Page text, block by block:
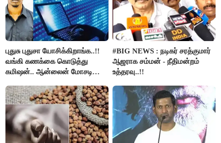
புதுசு புதுசா யோசிக்கிறாங்க..!!
வங்கி கணக்கை கொடுத்து
கமிஷன்.. ஆன்லைன் மோசடி
கைது..!!
#BIG NEWS : நடிகர் சரத்குமார்
ஆஜராக சம்மன் - நீதிமன்றம்
உத்தரவு..!!